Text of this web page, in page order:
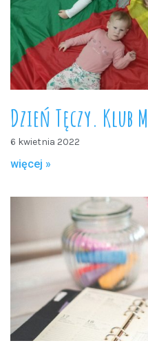
Dzień Tęczy. Klub
6 kwietnia 2022
więcej »